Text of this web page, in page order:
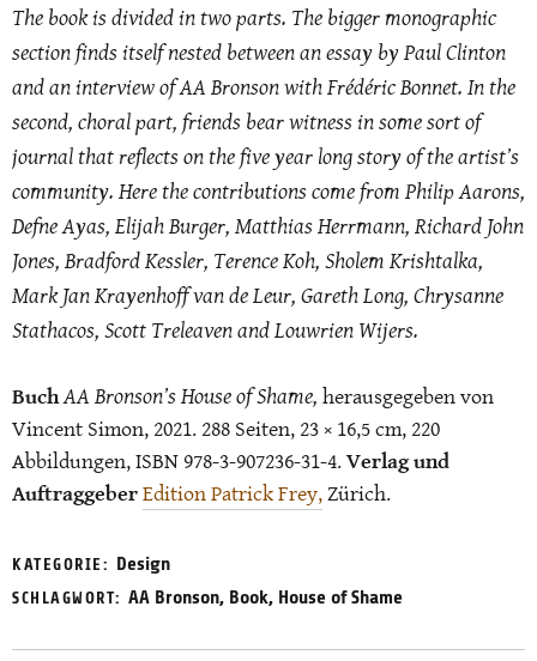
The book is divided in two parts. The bigger monographic
section finds itself nested between an essay by Paul Clinton
and an interview of AA Bronson with Frédéric Bonnet. In the
second, choral part, friends bear witness in some sort of
journal that reflects on the five year long story of the artist’s
community. Here the contributions come from Philip Aarons,
Defne Ayas, Elijah Burger, Matthias Herrmann, Richard John
Jones, Bradford Kessler, Terence Koh, Sholem Krishtalka,
Mark Jan Krayenhoff van de Leur, Gareth Long, Chrysanne
Stathacos, Scott Treleaven and Louwrien Wijers.
BuchAA Bronson’s House of Shame,herausgegeben von
Vincent Simon, 2021. 288 Seiten, 23 × 16,5 cm, 220
Abbildungen, ISBN 978-3-907236-31-4.Verlag und
AuftraggeberEdition Patrick Frey,Zürich.
KATEGORIE: Design
SCHLAGWORT: AA Bronson, Book, House of Shame